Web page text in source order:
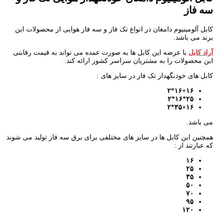
سه فاز
کابل آلومینیوم دامغان در انواع تک فاز و سه فاز هوایی از محصولات این
برند می باشد.
آراد کابل با عرضه این کابل ها به صورت عمده می تواند به قیمت رقابتی
این محصولات را به مشتریان سراسر کشور ارائه کند.
کابل های خودنگهدار تک فاز در سایز های :
۱۶+۱۶*۲
۲۵*۱۶*۲
۳۵+۱۶*۲
می باشد.
همچنین این کابل ها در سایز های مختلفی برای برق سه فاز تولید می شوند
که عبارتند از :
۱۶
۲۵
۳۵
۵۰
۷۰
۹۵
۱۲۰